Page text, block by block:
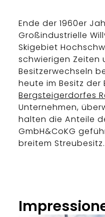
Ende der 1960er
Großindustrielle
Skigebiet
schwierigen Zeiten
Besitzerwechseln
heute im Besitz der
Bergsteigerdorfes
Unternehmen,
halten die Anteile
GmbH&CoKG
breitem Streubesitz.